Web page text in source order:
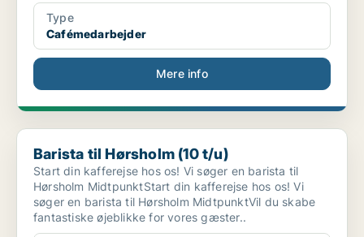
Type
Cafémedarbejder
Mere info
Barista til Hørsholm (10 t/u)
Barista til Hørsholm (10 t/u)
Start din kafferejse hos os! Vi søger en barista til
Hørsholm MidtpunktStart din kafferejse hos os! Vi
søger en barista til Hørsholm MidtpunktVil du skabe
fantastiske øjeblikke for vores gæster..